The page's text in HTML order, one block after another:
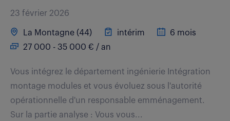
23 février 2026
La Montagne (44) intérim
6 mois
27 000 - 35 000 € / an
Vous intégrez le département ingénierie Intégration
montage modules et vous évoluez sous l'autorité
opérationnelle d'un responsable emménagement.
Sur la partie analyse : Vous vous...